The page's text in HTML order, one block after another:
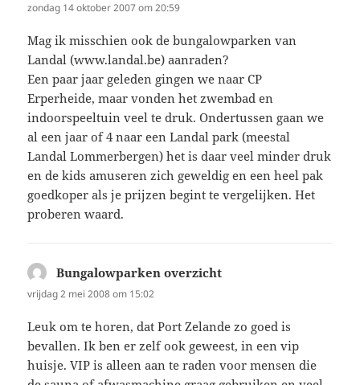
zondag 14 oktober 2007 om 20:59
Mag ik misschien ook de bungalowparken van
Landal (www.landal.be) aanraden?
Een paar jaar geleden gingen we naar CP
Erperheide, maar vonden het zwembad en
indoorspeeltuin veel te druk. Ondertussen gaan we
al een jaar of 4 naar een Landal park (meestal
Landal Lommerbergen) het is daar veel minder druk
en de kids amuseren zich geweldig en een heel pak
goedkoper als je prijzen begint te vergelijken. Het
proberen waard.
Bungalowparken overzicht
vrijdag 2 mei 2008 om 15:02
Leuk om te horen, dat Port Zelande zo goed is
bevallen. Ik ben er zelf ook geweest, in een vip
huisje. VIP is alleen aan te raden voor mensen die